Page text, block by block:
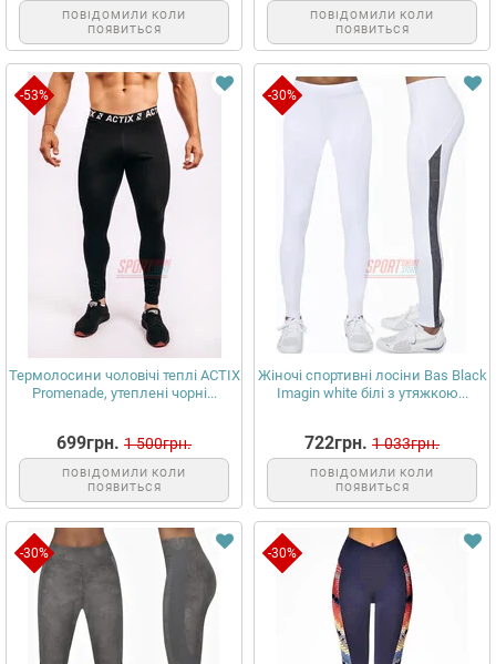
ПОВІДОМИЛИ КОЛИ
ПОЯВИТЬСЯ
ПОВІДОМИЛИ КОЛИ
ПОЯВИТЬСЯ
-53%
Термолосини чоловічі теплі ACTIX
Promenade, утеплені чорні...
699грн. 1 500грн.
ПОВІДОМИЛИ КОЛИ
ПОЯВИТЬСЯ
-30%
Жіночі спортивні лосіни Bas Black
Imagin white білі з утяжкою...
722грн. 1 033грн.
ПОВІДОМИЛИ КОЛИ
ПОЯВИТЬСЯ
-30% -30%